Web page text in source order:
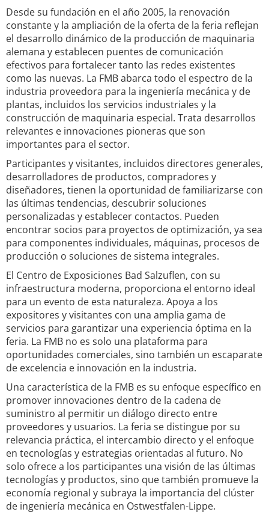
Desde su fundación en el año 2005, la renovación
constante y la ampliación de la oferta de la feria reflejan
el desarrollo dinámico de la producción de maquinaria
alemana y establecen puentes de comunicación
efectivos para fortalecer tanto las redes existentes
como las nuevas. La FMB abarca todo el espectro de la
industria proveedora para la ingeniería mecánica y de
plantas, incluidos los servicios industriales y la
construcción de maquinaria especial. Trata desarrollos
relevantes e innovaciones pioneras que son
importantes para el sector.
Participantes y visitantes, incluidos directores generales,
desarrolladores de productos, compradores y
diseñadores, tienen la oportunidad de familiarizarse con
las últimas tendencias, descubrir soluciones
personalizadas y establecer contactos. Pueden
encontrar socios para proyectos de optimización, ya sea
para componentes individuales, máquinas, procesos de
producción o soluciones de sistema integrales.
El Centro de Exposiciones Bad Salzuflen, con su
infraestructura moderna, proporciona el entorno ideal
para un evento de esta naturaleza. Apoya a los
expositores y visitantes con una amplia gama de
servicios para garantizar una experiencia óptima en la
feria. La FMB no es solo una plataforma para
oportunidades comerciales, sino también un escaparate
de excelencia e innovación en la industria.
Una característica de la FMB es su enfoque específico en
promover innovaciones dentro de la cadena de
suministro al permitir un diálogo directo entre
proveedores y usuarios. La feria se distingue por su
relevancia práctica, el intercambio directo y el enfoque
en tecnologías y estrategias orientadas al futuro. No
solo ofrece a los participantes una visión de las últimas
tecnologías y productos, sino que también promueve la
economía regional y subraya la importancia del clúster
de ingeniería mecánica en Ostwestfalen-Lippe.